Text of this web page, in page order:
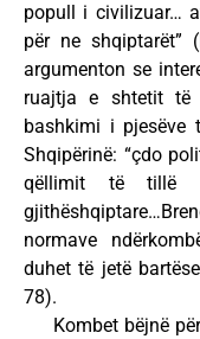
popull i civilizuar…
për ne shqiptarët”
argumenton se
ruajtja e shtetit të
bashkimi i pjesëve
Shqipërinë: “çdo
qëllimit të tillë
normave
duhet të jetë
78).
Kombet bëjnë